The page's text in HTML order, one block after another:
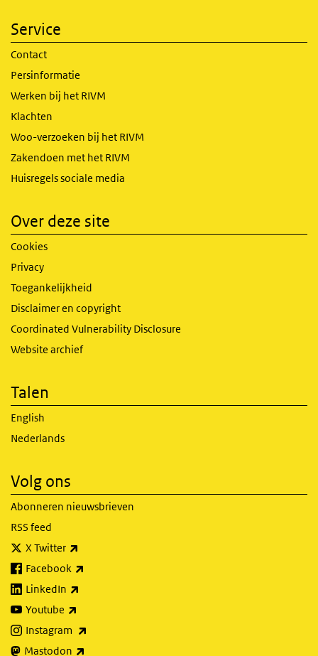
Service
Contact
Persinformatie
Werken bij het RIVM
Klachten
Woo-verzoeken bij het RIVM
Zakendoen met het RIVM
Huisregels sociale media
Over deze site
Cookies
Privacy
Toegankelijkheid
Disclaimer en copyright
Coordinated Vulnerability Disclosure
Website archief
Talen
English
Nederlands
Volg ons
Abonneren nieuwsbrieven
RSS feed
X Twitter
Facebook
LinkedIn
Youtube
Instagram
Mastodon